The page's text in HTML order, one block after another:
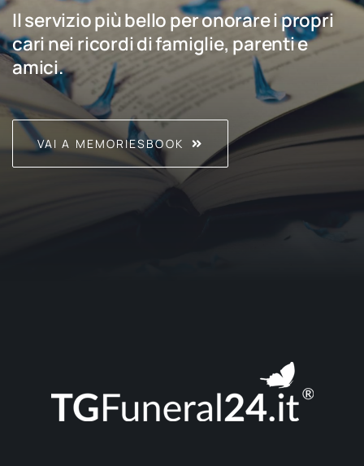
Il servizio più bello per onorare i propri
cari nei ricordi di famiglie, parenti e
amici.
VAI A MEMORIESBOOK